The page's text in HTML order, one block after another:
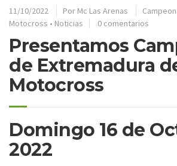
11/10/2022 Por Mc Las Arenas
Motocross • Noticias 0 comentarios
Presentamos
de Extremadura
Motocross
Domingo 16 de
2022